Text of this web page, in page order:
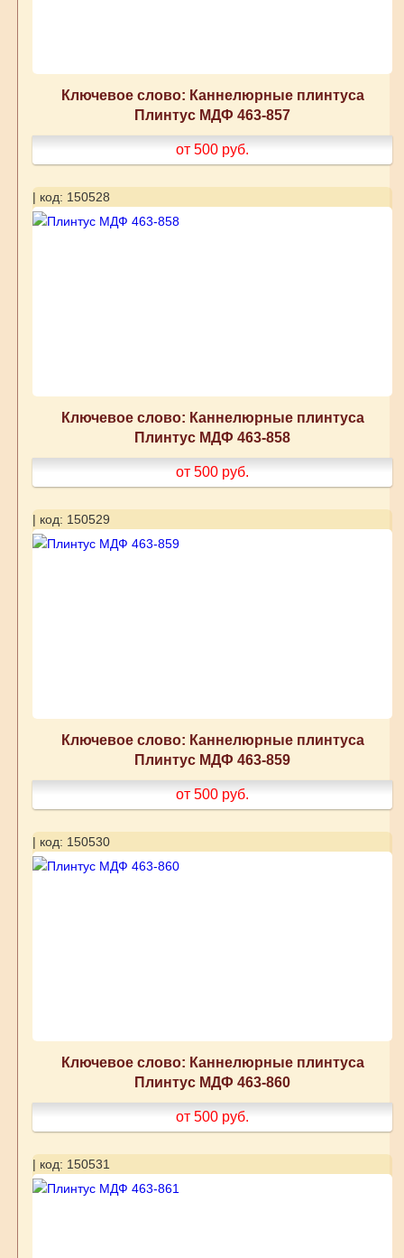
Ключевое слово: Каннелюрные плинтуса
Плинтус МДФ 463-857
от 500 руб.
| код: 150528
Ключевое слово: Каннелюрные плинтуса
Плинтус МДФ 463-858
от 500 руб.
| код: 150529
Ключевое слово: Каннелюрные плинтуса
Плинтус МДФ 463-859
от 500 руб.
| код: 150530
Ключевое слово: Каннелюрные плинтуса
Плинтус МДФ 463-860
от 500 руб.
| код: 150531